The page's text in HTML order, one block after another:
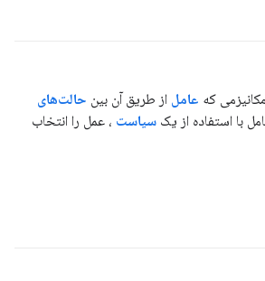
کهعاملاز طریق آن بینحالت‌های
استفاده از یکسیاست، عمل را انتخاب